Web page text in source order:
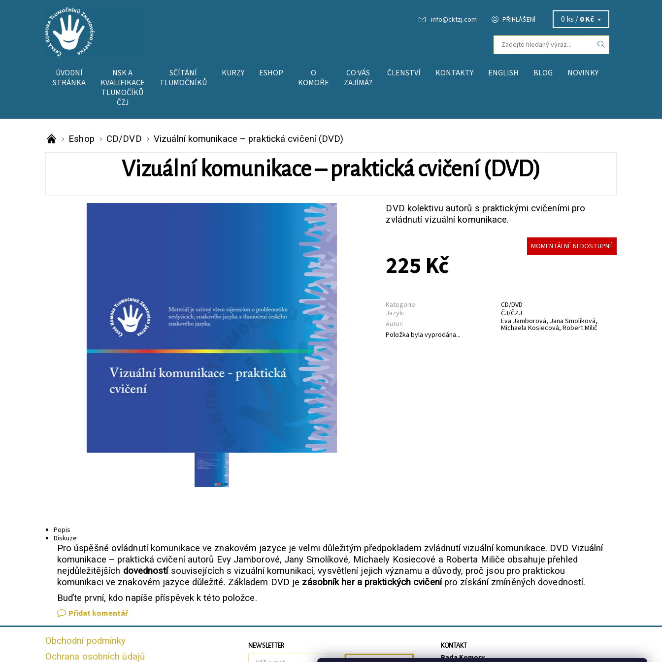
info@cktzj.com PŘIHLÁŠENÍ 0 ks /0 Kč
ÚVODNÍ
STRÁNKA
NSK A
KVALIFIKACE
TLUMOČÍKŮ
ČZJ
SČÍTÁNÍ
TLUMOČNÍKŮ
KURZY ESHOP
O
KOMOŘE
CO VÁS
ZAJÍMÁ?
ČLENSTVÍ KONTAKTY ENGLISH BLOG NOVINKY
Eshop CD/DVD Vizuální komunikace – praktická cvičení (DVD)
Vizuální komunikace – praktická cvičení (DVD)
DVD kolektivu autorů s praktickými cvičeními pro
zvládnutí vizuální komunikace.
MOMENTÁLNĚ NEDOSTUPNÉ
225 Kč
Kategorie:
CD/DVD
Jazyk:
ČJ/ČZJ
Autor:
Eva Jamborová, Jana Smolíková,
Michaela Kosiecová, Robert Milič
Položka byla vyprodána...
Popis
Diskuze
Pro úspěšné ovládnutí komunikace ve znakovém jazyce je velmi důležitým předpokladem zvládnutí vizuální komunikace. DVD Vizuální
komunikace – praktická cvičení autorů Evy Jamborové, Jany Smolíkové, Michaely Kosiecové a Roberta Miliče obsahuje přehled
nejdůležitějších dovednostísouvisejících s vizuální komunikací, vysvětlení jejich významu a důvody, proč jsou pro praktickou
komunikaci ve znakovém jazyce důležité. Základem DVD je zásobník her a praktických cvičenípro získání zmíněných dovedností.
Buďte první, kdo napíše příspěvek k této položce.
Přidat komentář
Obchodní podmínky
Ochrana osobních údajů
NEWSLETTER KONTAKT
Rada Komory